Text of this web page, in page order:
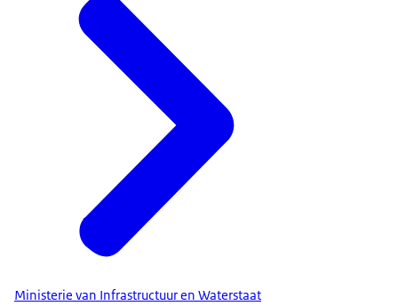
Ministerie van Infrastructuur en Waterstaat